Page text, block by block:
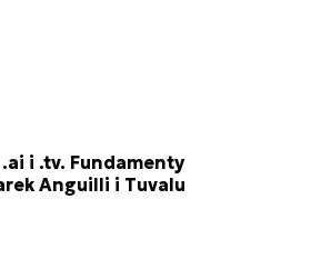
i .tv. Fundamenty
Anguilli i Tuvalu